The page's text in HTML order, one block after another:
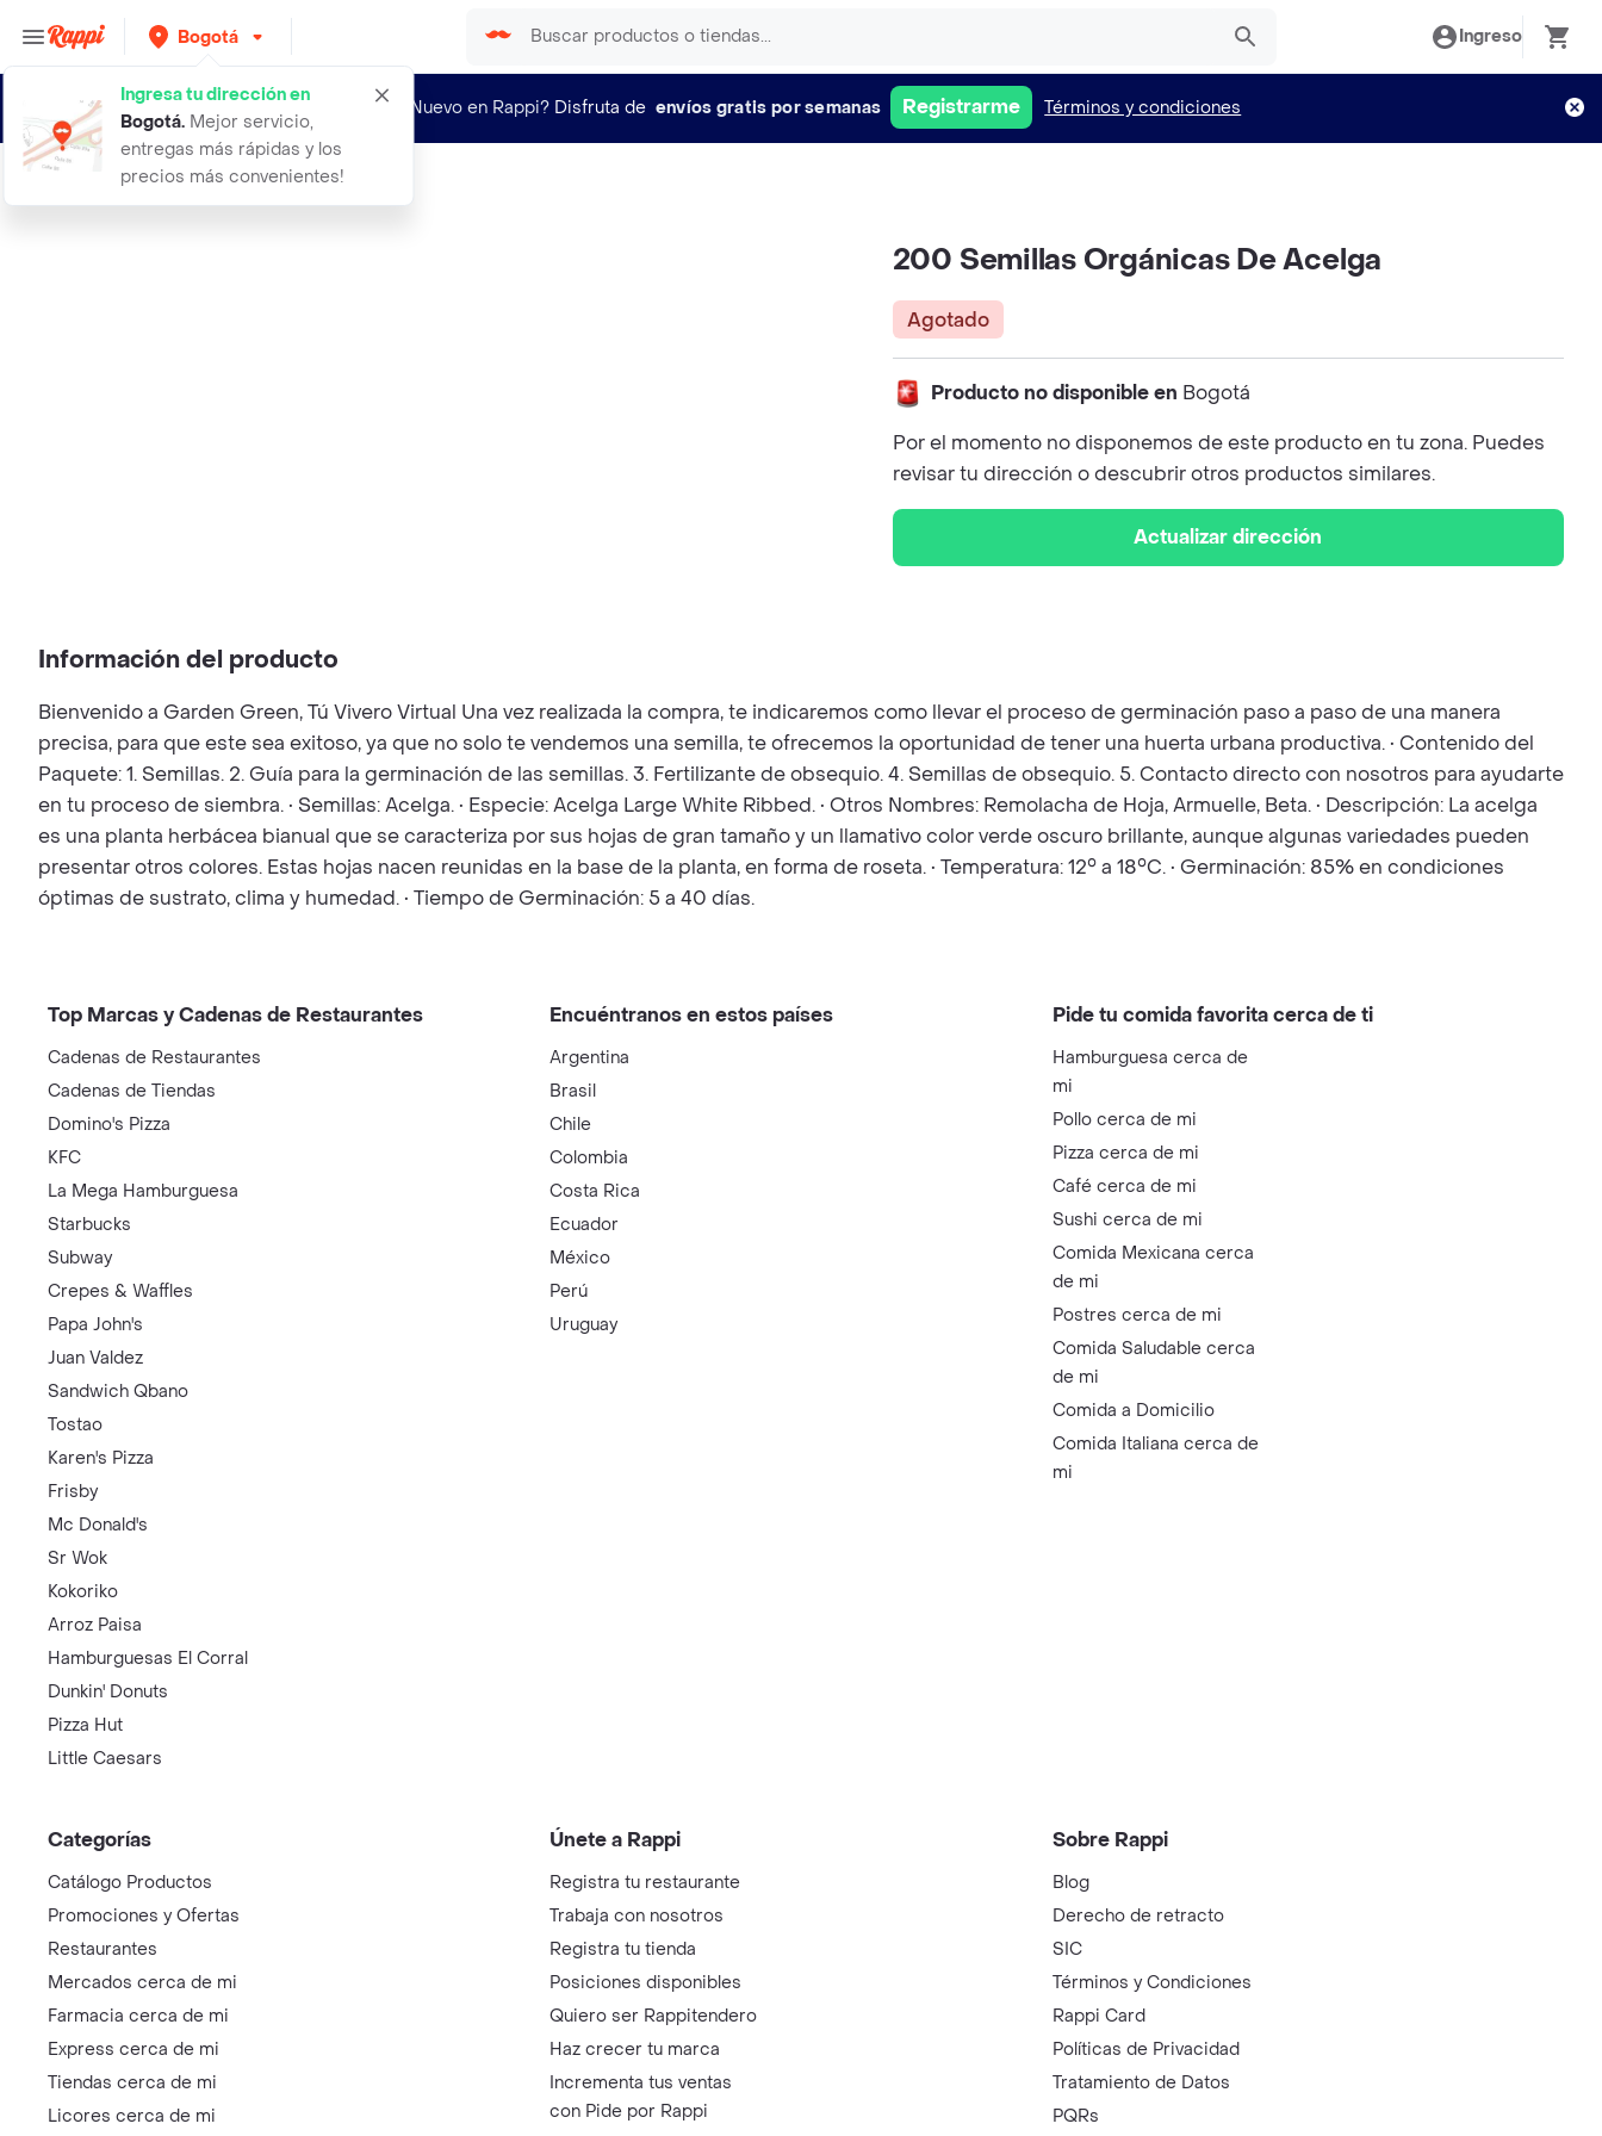
Bogotá
Ingresa tu dirección en
Bogotá. Mejor servicio,
entregas más rápidas y los
precios más convenientes!
Ingreso
¿Nuevo en Rappi? Disfruta de envíos gratis por semanas Registrarme Términos y condiciones
200 semillas organicas de acelga
200 Semillas Orgánicas De Acelga
Agotado
Producto no disponible en Bogotá
Por el momento no disponemos de este producto en tu zona. Puedes
revisar tu dirección o descubrir otros productos similares.
Actualizar dirección
Información del producto
Bienvenido a Garden Green, Tú Vivero Virtual Una vez realizada la compra, te indicaremos como llevar el proceso de germinación paso a paso de una manera
precisa, para que este sea exitoso, ya que no solo te vendemos una semilla, te ofrecemos la oportunidad de tener una huerta urbana productiva. • Contenido del
Paquete: 1. Semillas. 2. Guía para la germinación de las semillas. 3. Fertilizante de obsequio. 4. Semillas de obsequio. 5. Contacto directo con nosotros para ayudarte
en tu proceso de siembra. • Semillas: Acelga. • Especie: Acelga Large White Ribbed. • Otros Nombres: Remolacha de Hoja, Armuelle, Beta. • Descripción: La acelga
es una planta herbácea bianual que se caracteriza por sus hojas de gran tamaño y un llamativo color verde oscuro brillante, aunque algunas variedades pueden
presentar otros colores. Estas hojas nacen reunidas en la base de la planta, en forma de roseta. • Temperatura: 12° a 18°C. • Germinación: 85% en condiciones
óptimas de sustrato, clima y humedad. • Tiempo de Germinación: 5 a 40 días.
Top Marcas y Cadenas de Restaurantes
Cadenas de Restaurantes
Cadenas de Tiendas
Domino's Pizza
KFC
La Mega Hamburguesa
Starbucks
Subway
Crepes & Waffles
Papa John's
Juan Valdez
Sandwich Qbano
Tostao
Karen's Pizza
Frisby
Mc Donald's
Sr Wok
Kokoriko
Arroz Paisa
Hamburguesas El Corral
Dunkin' Donuts
Pizza Hut
Little Caesars
Encuéntranos en estos países
Argentina
Brasil
Chile
Colombia
Costa Rica
Ecuador
México
Perú
Uruguay
Pide tu comida favorita cerca de ti
Hamburguesa cerca de
mi
Pollo cerca de mi
Pizza cerca de mi
Café cerca de mi
Sushi cerca de mi
Comida Mexicana cerca
de mi
Postres cerca de mi
Comida Saludable cerca
de mi
Comida a Domicilio
Comida Italiana cerca de
mi
Categorías
Catálogo Productos
Promociones y Ofertas
Restaurantes
Mercados cerca de mi
Farmacia cerca de mi
Express cerca de mi
Tiendas cerca de mi
Licores cerca de mi
Únete a Rappi
Registra tu restaurante
Trabaja con nosotros
Registra tu tienda
Posiciones disponibles
Quiero ser Rappitendero
Haz crecer tu marca
Incrementa tus ventas
con Pide por Rappi
Sobre Rappi
Blog
Derecho de retracto
SIC
Términos y Condiciones
Rappi Card
Políticas de Privacidad
Tratamiento de Datos
PQRs